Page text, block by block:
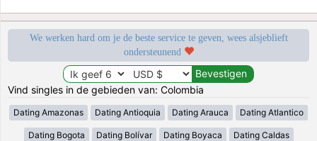
We werken hard om je de beste service te geven, wees alsjeblieft
ondersteunend
Vind singles in de gebieden van: Colombia
Dating Amazonas Dating Antioquia Dating Arauca Dating Atlantico
Dating Bogota Dating Bolívar Dating Boyaca Dating Caldas